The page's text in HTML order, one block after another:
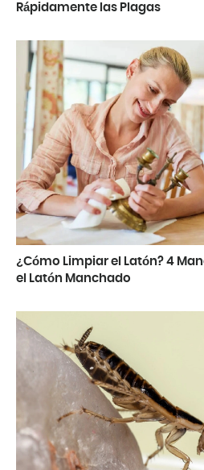
Rápidamente las Plagas
¿Cómo Limpiar el Latón? 4
el Latón Manchado